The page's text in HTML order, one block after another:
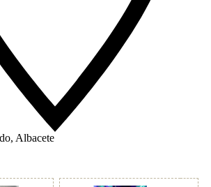
Albacete